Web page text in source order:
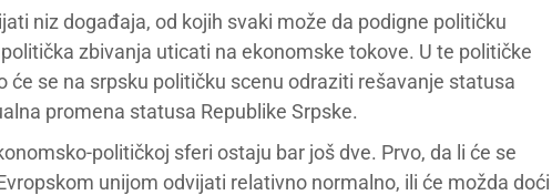
niz događaja, od kojih svaki može da podigne političku
zbivanja uticati na ekonomske tokove. U te političke
će se na srpsku političku scenu odraziti rešavanje statusa
promena statusa Republike Srpske.
političkoj sferi ostaju bar još dve. Prvo, da li će se
unijom odvijati relativno normalno, ili će možda doći